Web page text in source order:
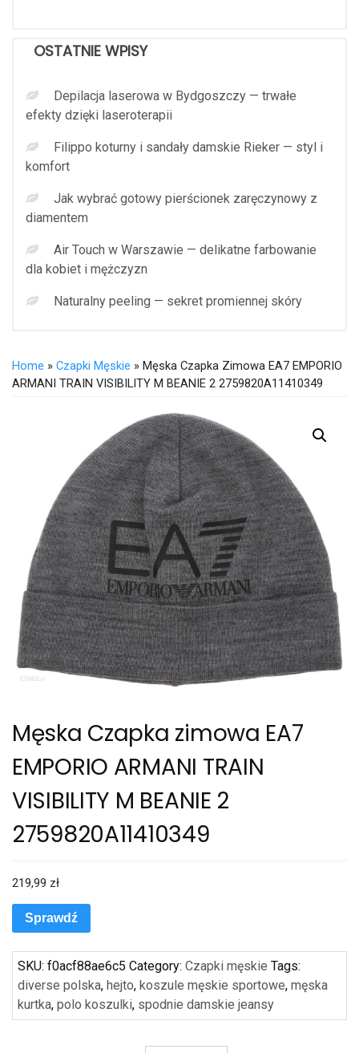
OSTATNIE WPISY
Depilacja laserowa w Bydgoszczy — trwałe
efekty dzięki laseroterapii
Filippo koturny i sandały damskie Rieker — styl i
komfort
Jak wybrać gotowy pierścionek zaręczynowy z
diamentem
Air Touch w Warszawie — delikatne farbowanie
dla kobiet i mężczyzn
Naturalny peeling — sekret promiennej skóry
Home » Czapki Męskie » Męska Czapka Zimowa EA7 EMPORIO
ARMANI TRAIN VISIBILITY M BEANIE 2 2759820A11410349
Męska Czapka zimowa EA7
EMPORIO ARMANI TRAIN
VISIBILITY M BEANIE 2
2759820A11410349
219,99 zł
Sprawdź
SKU: f0acf88ae6c5 Category: Czapki męskie Tags:
diverse polska, hejto, koszule męskie sportowe, męska
kurtka, polo koszulki, spodnie damskie jeansy